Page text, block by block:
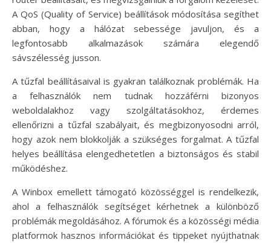
A QoS (Quality of Service) beállítások módosítása segíthet
abban, hogy a hálózat sebessége javuljon, és a
legfontosabb alkalmazások számára elegendő
sávszélesség jusson.
A tűzfal beállításaival is gyakran találkoznak problémák. Ha
a felhasználók nem tudnak hozzáférni bizonyos
weboldalakhoz vagy szolgáltatásokhoz, érdemes
ellenőrizni a tűzfal szabályait, és megbizonyosodni arról,
hogy azok nem blokkolják a szükséges forgalmat. A tűzfal
helyes beállítása elengedhetetlen a biztonságos és stabil
működéshez.
A Winbox emellett támogató közösséggel is rendelkezik,
ahol a felhasználók segítséget kérhetnek a különböző
problémák megoldásához. A fórumok és a közösségi média
platformok hasznos információkat és tippeket nyújthatnak